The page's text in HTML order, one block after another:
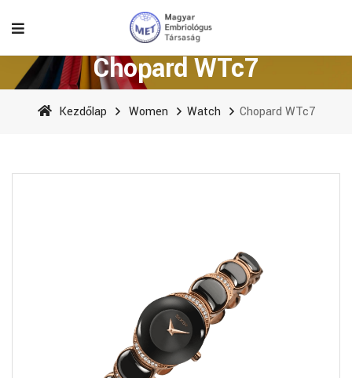
Chopard WTc7
Kezdőlap Women Watch Chopard WTc7